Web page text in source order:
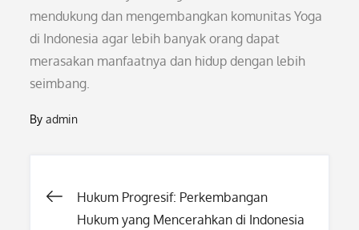
mendukung dan mengembangkan komunitas Yoga
di Indonesia agar lebih banyak orang dapat
merasakan manfaatnya dan hidup dengan lebih
seimbang.
Byadmin
Post
Hukum Progresif: Perkembangan
Hukum yang Mencerahkan di Indonesia